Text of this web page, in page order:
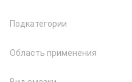
Подкатегории
Область применения